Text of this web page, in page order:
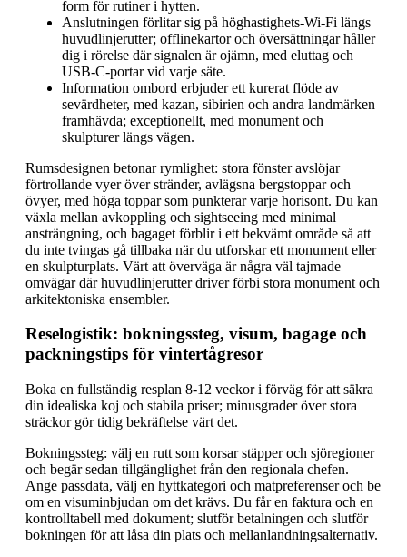
form för rutiner i hytten.
Anslutningen förlitar sig på höghastighets-Wi-Fi längs
huvudlinjerutter; offlinekartor och översättningar håller
dig i rörelse där signalen är ojämn, med eluttag och
USB-C-portar vid varje säte.
Information ombord erbjuder ett kurerat flöde av
sevärdheter, med kazan, sibirien och andra landmärken
framhävda; exceptionellt, med monument och
skulpturer längs vägen.
Rumsdesignen betonar rymlighet: stora fönster avslöjar
förtrollande vyer över stränder, avlägsna bergstoppar och
övyer, med höga toppar som punkterar varje horisont. Du kan
växla mellan avkoppling och sightseeing med minimal
ansträngning, och bagaget förblir i ett bekvämt område så att
du inte tvingas gå tillbaka när du utforskar ett monument eller
en skulpturplats. Värt att överväga är några väl tajmade
omvägar där huvudlinjerutter driver förbi stora monument och
arkitektoniska ensembler.
Reselogistik: bokningssteg, visum, bagage och
packningstips för vintertågresor
Boka en fullständig resplan 8-12 veckor i förväg för att säkra
din idealiska koj och stabila priser; minusgrader över stora
sträckor gör tidig bekräftelse värt det.
Bokningssteg: välj en rutt som korsar stäpper och sjöregioner
och begär sedan tillgänglighet från den regionala chefen.
Ange passdata, välj en hyttkategori och matpreferenser och be
om en visuminbjudan om det krävs. Du får en faktura och en
kontrolltabell med dokument; slutför betalningen och slutför
bokningen för att låsa din plats och mellanlandningsalternativ.